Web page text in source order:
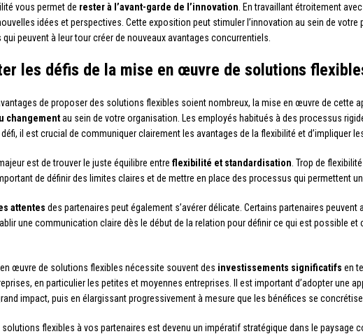
vous permet de rester à l’avant-garde de l’innovation . En travaillant étroitement
idées et perspectives. Cette exposition peut stimuler l’innovation au sein de
peuvent à leur tour créer de nouveaux avantages concurrentiels.
les défis de la mise en œuvre de solutions
de proposer des solutions flexibles soient nombreux, la mise en œuvre de cette
changementau sein de votre organisation. Les employés habitués à des processus
il est crucial de communiquer clairement les avantages de la flexibilité et d’impliquer
est de trouver le juste équilibre entre flexibilité et standardisation . Trop de
de définir des limites claires et de mettre en place des processus qui permettent
attentes des partenaires peut également s’avérer délicate. Certains partenaires
une communication claire dès le début de la relation pour définir ce qui est possible
en œuvre de solutions flexibles nécessite souvent des investissements significatifs en
en particulier les petites et moyennes entreprises. Il est important d’adopter une
impact, puis en élargissant progressivement à mesure que les bénéfices se
solutions flexibles à vos partenaires est devenu un impératif stratégique dans le paysage